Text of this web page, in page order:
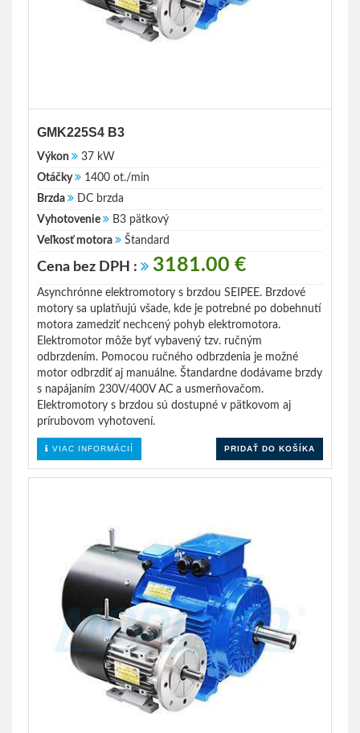
GMK225S4 B3
Výkon
37 kW
Otáčky
1400 ot./min
Brzda
DC brzda
Vyhotovenie
B3 pätkový
Veľkosť motora
Štandard
Cena bez DPH : 3181.00 €
Asynchrónne elektromotory s brzdou SEIPEE. Brzdové
motory sa uplatňujú všade, kde je potrebné po dobehnutí
motora zamedziť nechcený pohyb elektromotora.
Elektromotor môže byť vybavený tzv. ručným
odbrzdením. Pomocou ručného odbrzdenia je možné
motor odbrzdiť aj manuálne. Štandardne dodávame brzdy
s napájaním 230V/400V AC a usmerňovačom.
Elektromotory s brzdou sú dostupné v pätkovom aj
prírubovom vyhotovení.
VIAC INFORMÁCIÍ PRIDAŤ DO KOŠÍKA